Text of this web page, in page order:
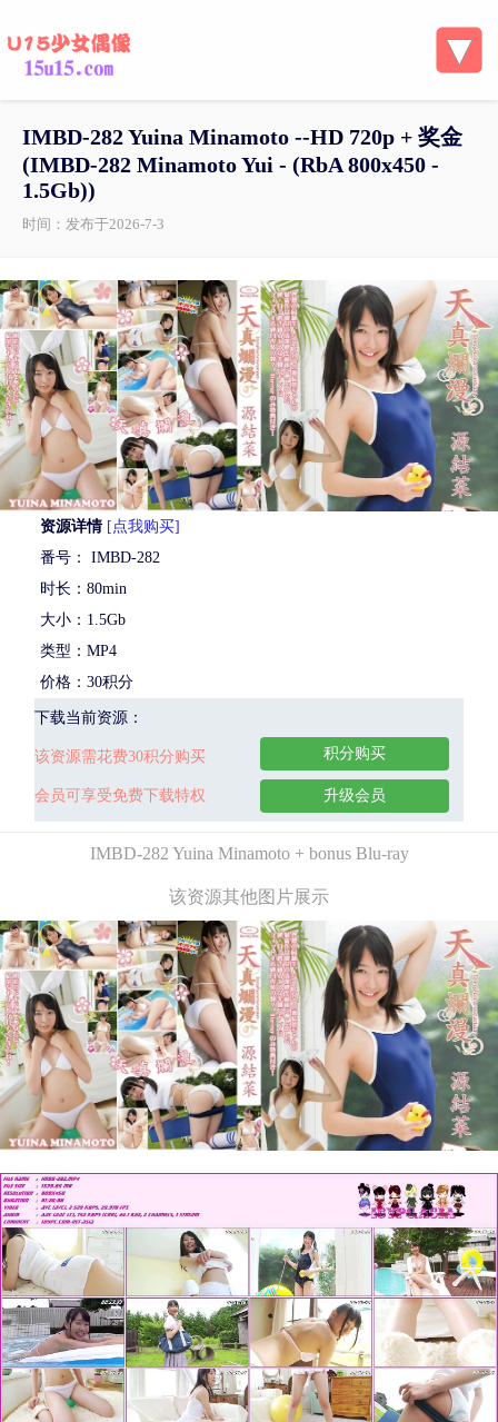
IMBD-282 Yuina Minamoto --HD 720p + 奖金
(IMBD-282 Minamoto Yui - (RbA 800x450 -
1.5Gb))
时间：发布于2026-7-3
资源详情 [点我购买]
番号： IMBD-282
时长：80min
大小：1.5Gb
类型：MP4
价格：30积分
下载当前资源：
该资源需花费30积分购买
会员可享受免费下载特权
积分购买
升级会员
IMBD-282 Yuina Minamoto + bonus Blu-ray
该资源其他图片展示